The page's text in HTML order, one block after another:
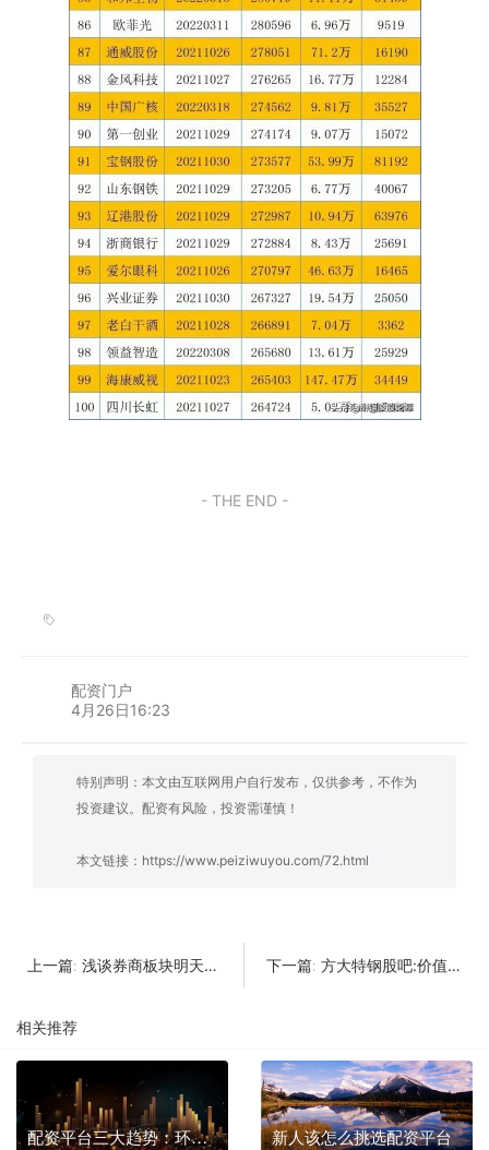
- THE END -
配资门户
4月26日16:23
特别声明：本文由互联网用户自行发布，仅供参考，不作为
投资建议。配资有风险，投资需谨慎！
本文链接： https://www.peiziwuyou.com/72.html
上一篇: 浅谈券商板块明天机会 下一篇: 方大特钢股吧:价值投资就选方大特钢
相关推荐
配资平台三大趋势：环宇证券、国元证券、金荣中国引领市场新变革 新人该怎么挑选配资平台